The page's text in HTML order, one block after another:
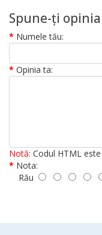
Spune-ţi opinia
Numele tău:
Opinia ta:
Notă: Codul HTML
Nota:
Rău